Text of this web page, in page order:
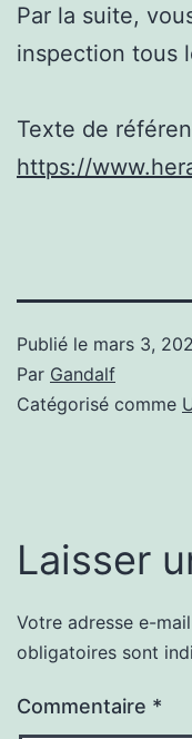
Par la suite,
inspection tous
Texte de
https://
Publié le mars 3,
Par Gandalf
Catégorisé comme
Laisser
Votre adresse e-
obligatoires sont
Commentaire *